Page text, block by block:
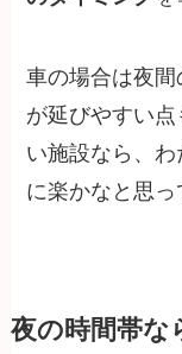
車の場合は夜
が延びやすい
い施設なら、
に楽かなと思っ
夜の時間帯な